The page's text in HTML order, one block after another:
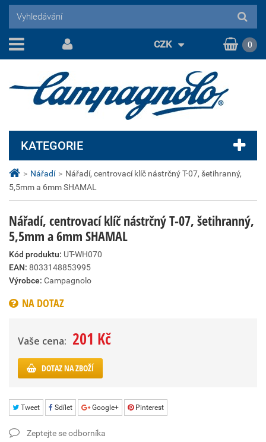
> Nářadí > Nářadí, centrovací klíč nástrčný T-07, šetihranný,
5,5mm a 6mm SHAMAL
Nářadí, centrovací klíč nástrčný T-07, šetihranný,
5,5mm a 6mm SHAMAL
Kód produktu: UT-WH070
EAN: 8033148853995
Výrobce: Campagnolo
NA DOTAZ
Vaše cena: 201 Kč
DOTAZ NA ZBOŽÍ
Tweet Sdílet Google+ Pinterest
Zeptejte se odborníka
KATEGORIE
CZK 0